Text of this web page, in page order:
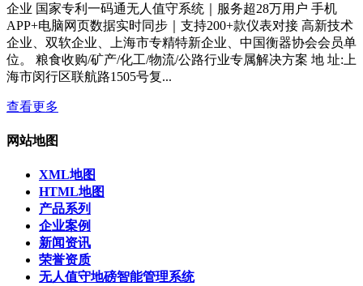
企业 国家专利一码通无人值守系统｜服务超28万用户 手机
APP+电脑网页数据实时同步｜支持200+款仪表对接 高新技术
企业、双软企业、上海市专精特新企业、中国衡器协会会员单
位。 粮食收购/矿产/化工/物流/公路行业专属解决方案 地 址:上
海市闵行区联航路1505号复...
查看更多
网站地图
XML地图
HTML地图
产品系列
企业案例
新闻资讯
荣誉资质
无人值守地磅智能管理系统